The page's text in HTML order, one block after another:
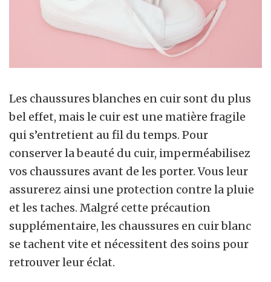
Les chaussures blanches en cuir sont du plus
bel effet, mais le cuir est une matière fragile
qui s’entretient au fil du temps. Pour
conserver la beauté du cuir, imperméabilisez
vos chaussures avant de les porter. Vous leur
assurerez ainsi une protection contre la pluie
et les taches. Malgré cette précaution
supplémentaire, les chaussures en cuir blanc
se tachent vite et nécessitent des soins pour
retrouver leur éclat.